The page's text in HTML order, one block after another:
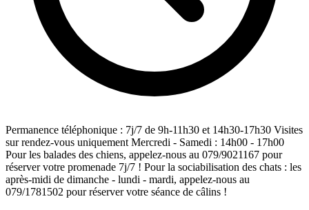
Permanence téléphonique : 7j/7 de 9h-11h30 et 14h30-17h30 Visites
sur rendez-vous uniquement Mercredi - Samedi : 14h00 - 17h00
Pour les balades des chiens, appelez-nous au 079/9021167 pour
réserver votre promenade 7j/7 ! Pour la sociabilisation des chats : les
après-midi de dimanche - lundi - mardi, appelez-nous au
079/1781502 pour réserver votre séance de câlins !